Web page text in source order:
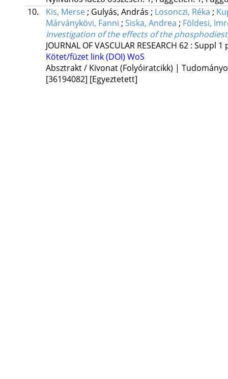
10.
Kis, Merse ; Gulyás, András ; Losonczi, Réka ;
Márványkövi, Fanni ; Siska, Andrea ; Földesi,
Investigation of the effects of the
JOURNAL OF VASCULAR RESEARCH 62: Suppl 1
Kötet/füzet link (DOI) WoS
Absztrakt / Kivonat (Folyóiratcikk) |
[36194082] [Egyeztetett]